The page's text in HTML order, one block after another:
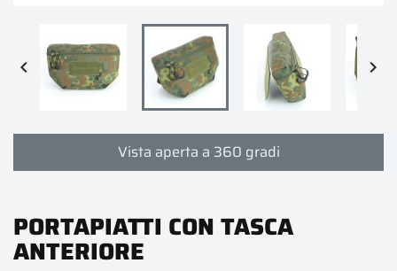
 
Vista aperta a 360 gradi
PORTAPIATTI CON TASCA
ANTERIORE